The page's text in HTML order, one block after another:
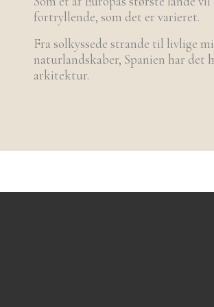
fortryllende, som det er varieret.
Fra solkyssede strande til livlige
naturlandskaber, Spanien har det
arkitektur.